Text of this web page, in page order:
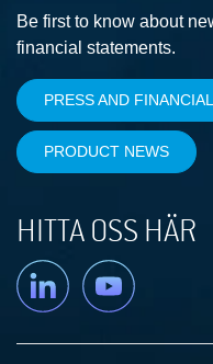
Be first to know about
financial statements.
PRESS AND
PRODUCT NEWS
HITTA OSS HÄR
Linkedin YouTube